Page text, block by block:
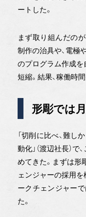
ートした。
まず取り組んだの
制作の治具や、電極
のプログラム作成
短縮。結果、稼働時
形彫では
「切削に比べ、難し
動化」（渡辺社長）
めてきた。まずは形
ェンジャーの採用を
ークチェンジャー
た。